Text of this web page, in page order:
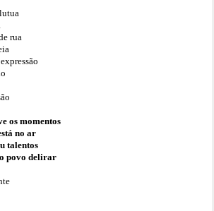
rua
os momentos
no ar
talentos
povo delirar